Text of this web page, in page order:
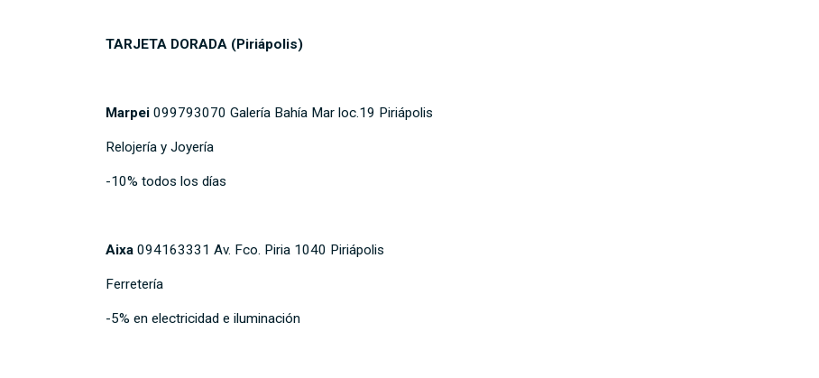
TARJETA DORADA (Piriápolis)
Marpei 099793070 Galería Bahía Mar loc.19 Piriápolis
Relojería y Joyería
-10% todos los días
Aixa 094163331 Av. Fco. Piria 1040 Piriápolis
Ferretería
-5% en electricidad e iluminación